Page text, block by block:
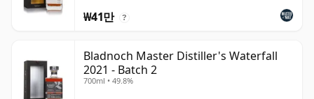
₩41만 ?
Bladnoch Master Distiller's Waterfall
2021 - Batch 2
700ml • 49.8%